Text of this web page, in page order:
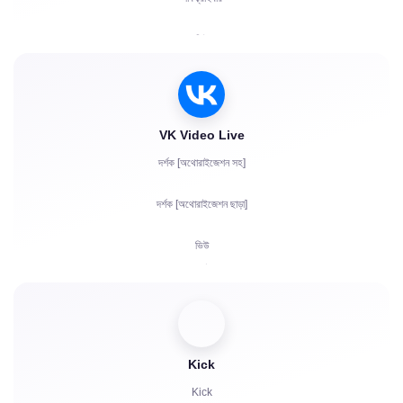
VK Video Live
দর্শক [অথোরাইজেশন সহ]
দর্শক [অথোরাইজেশন ছাড়া]
ভিউ
Kick
Kick